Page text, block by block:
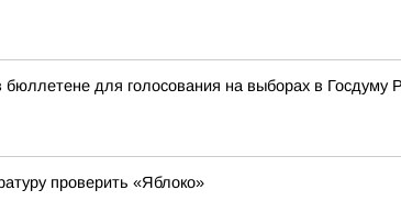
для голосования на выборах в Госдуму
проверить «Яблоко»